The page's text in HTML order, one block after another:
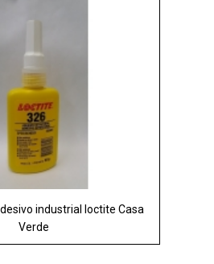
industrial loctite Casa
Verde